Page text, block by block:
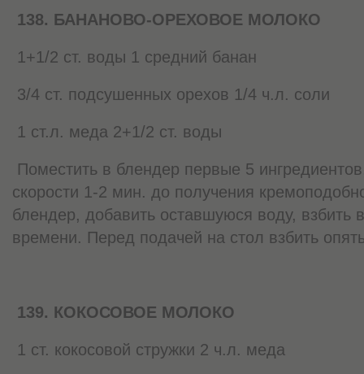
138. БАНАНОВО-ОРЕХОВОЕ МОЛОКО
1+1/2 ст. воды 1 средний банан
3/4 ст. подсушенных орехов 1/4 ч.л. соли
1 ст.л. меда 2+1/2 ст. воды
Поместить в блендер первые 5
скорости 1-2 мин. до получения
блендер, добавить оставшуюся воду, взбить
времени. Перед подачей на стол взбить
139. КОКОСОВОЕ МОЛОКО
1 ст. кокосовой стружки 2 ч.л. меда